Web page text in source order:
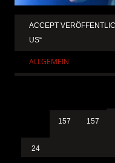
ACCEPT
US“
ALLGEMEIN
24
157 157